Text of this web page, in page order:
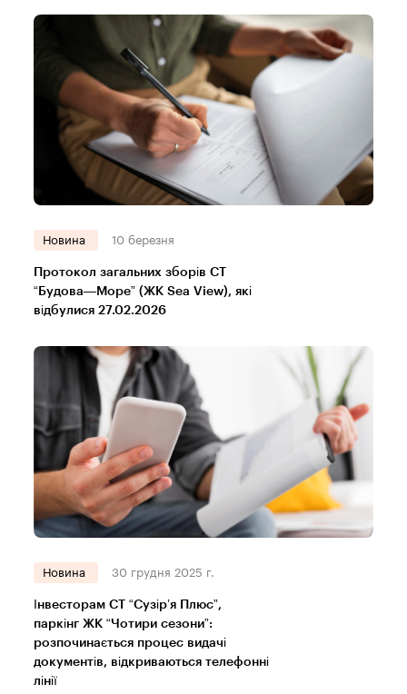
Новина 10 березня
Протокол загальних зборів СТ
“Будова—Море” (ЖК Sea View), які
відбулися 27.02.2026
Новина 30 грудня 2025 г.
Інвесторам СТ “Сузір’я Плюс”,
паркінг ЖК “Чотири сезони”:
розпочинається процес видачі
документів, відкриваються телефонні
лінії